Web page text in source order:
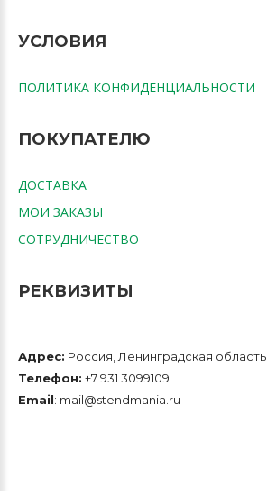
УСЛОВИЯ
ПОЛИТИКА КОНФИДЕНЦИАЛЬНОСТИ
ПОКУПАТЕЛЮ
ДОСТАВКА
МОИ ЗАКАЗЫ
СОТРУДНИЧЕСТВО
РЕКВИЗИТЫ
Адрес: Россия, Ленинградская область
Телефон: +7 931 3099109
Email: mail@stendmania.ru